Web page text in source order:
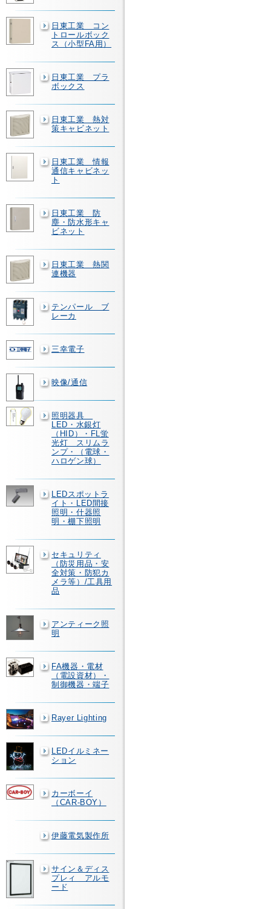
日東工業 コン
トロールボック
ス（小型FA用）
日東工業 プラ
ボックス
日東工業 熱対
策キャビネット
日東工業 情報
通信キャビネッ
ト
日東工業 防
塵・防水形キャ
ビネット
日東工業 熱関
連機器
テンパール ブ
レーカ
三幸電子
映像/通信
照明器具
LED・水銀灯
（HID）・FL蛍
光灯 スリムラ
ンプ・（電球・
ハロゲン球）
LEDスポットラ
イト・LED間接
照明・什器照
明・棚下照明
セキュリティ
（防災用品・安
全対策・防犯カ
メラ等）/工具用
品
アンティーク照
明
FA機器・電材
（電設資材）・
制御機器・端子
Rayer Lighting
LEDイルミネー
ション
カーボーイ
（CAR-BOY）
伊藤電気製作所
サイン＆ディス
プレィ アルモ
ード